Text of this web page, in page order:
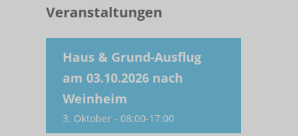
Veranstaltungen
Haus & Grund-Ausflug
am 03.10.2026 nach
Weinheim
3. Oktober - 08:00-17:00